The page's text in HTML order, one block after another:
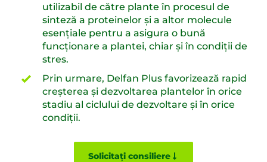
utilizabil de către plante în procesul de
sinteză a proteinelor și a altor molecule
esențiale pentru a asigura o bună
funcționare a plantei, chiar și în condiții de
stres.
Prin urmare, Delfan Plus favorizează rapid
creșterea și dezvoltarea plantelor în orice
stadiu al ciclului de dezvoltare și în orice
condiții.
Solicitați consiliere